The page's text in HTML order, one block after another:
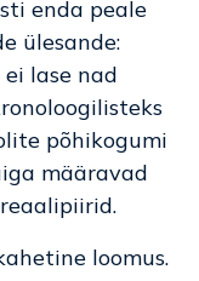
enda peale
ülesande:
lase nad
põhikogumi
määravad
loomus.